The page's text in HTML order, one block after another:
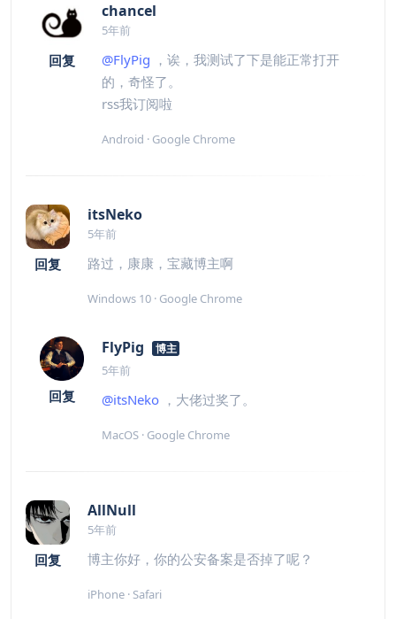
回复
chancel
5年前
@FlyPig ，诶，我测试了下是能正常打开
的，奇怪了。
rss我订阅啦
Android · Google Chrome
回复
itsNeko
5年前
路过，康康，宝藏博主啊
Windows 10 · Google Chrome
回复
FlyPig 博主
5年前
@itsNeko ，大佬过奖了。
MacOS · Google Chrome
回复
AllNull
5年前
博主你好，你的公安备案是否掉了呢？
iPhone · Safari